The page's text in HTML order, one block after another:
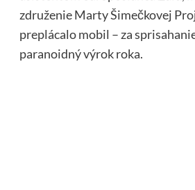
združenie Marty Šimečkovej
preplácalo mobil – za
paranoidný výrok roka.